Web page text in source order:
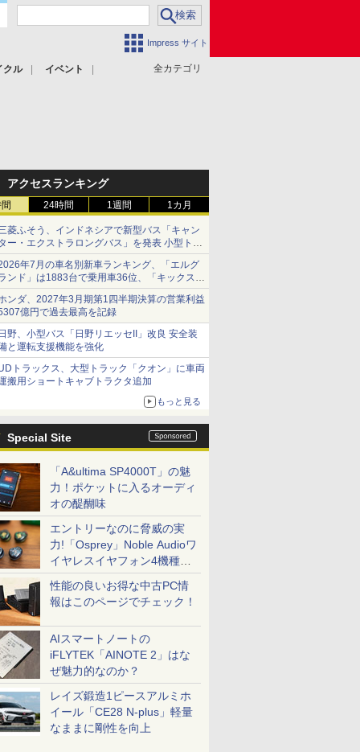
Impress サイト
全カテゴリ
クル
イベント
アクセスランキング
24時間 1週間 1カ月
菱ふそう、インドネシアで新型バス「キャン
ー・エクストラロングバス」を発表 小型トラ
クベースの観光・旅客輸送向けバス
年7月の車名別新車ランキング、「エルグ
ンド」は1883台で乗用車36位、「キックス」
2591台で27位に
ンダ、2027年3月期第1四半期決算の営業利益
億円で過去最高を記録
日野、小型バス「日野リエッセII」改良 安全装
と運転支援機能を強化
トラックス、大型トラック「クオン」に車両
搬用ショートキャブトラクタ追加
もっと見る
Special Site
「A&ultima SP4000T」の魅
力！ポケットに入るオーディ
オの醍醐味
エントリーなのに脅威の実
力!「Osprey」Noble Audioワ
イヤレスイヤフォン4機種を
一気に聴く
性能の良いお得な中古PC情
報はこのページでチェック！
AIスマートノートの
iFLYTEK「AINOTE 2」はな
ぜ魅力的なのか？
レイズ鍛造1ピースアルミホ
イール「CE28 N-plus」軽量
なままに剛性を向上